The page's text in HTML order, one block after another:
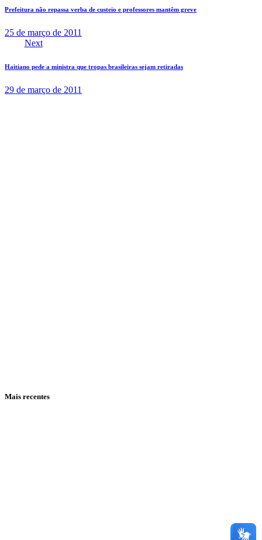
de
Prefeitura não repassa verba de custeio e professores mantêm greve
25 de março de 2011
Next
Haitiano pede a ministra que tropas brasileiras sejam retiradas
29 de março de 2011
Mais recentes